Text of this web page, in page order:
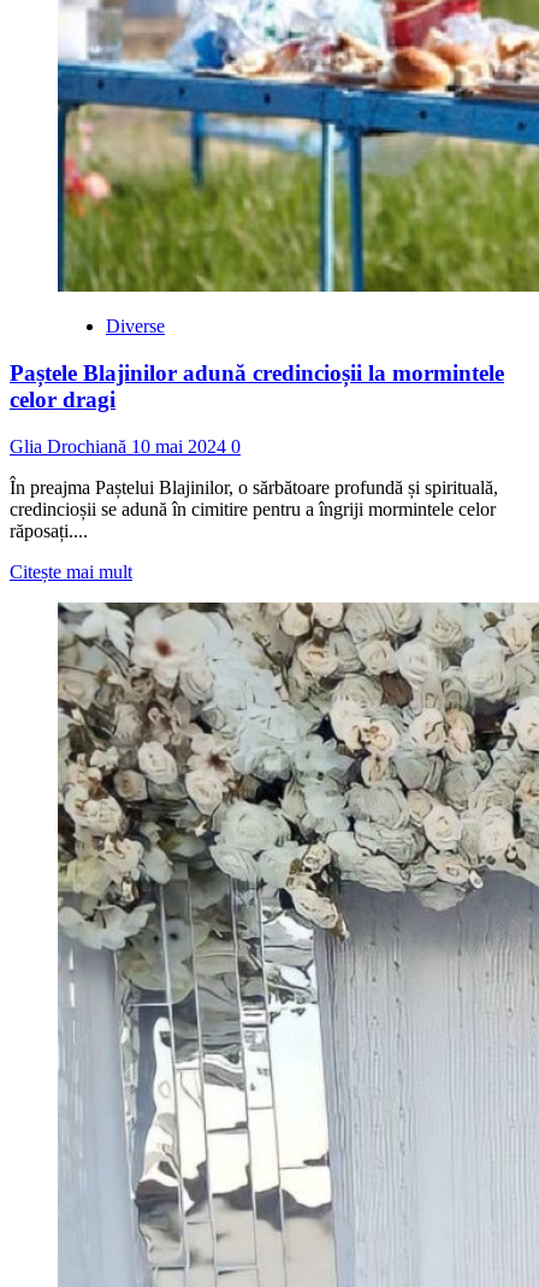
Diverse
Paștele Blajinilor adună credincioșii la mormintele
celor dragi
Glia Drochiană 10 mai 2024 0
În preajma Paștelui Blajinilor, o sărbătoare profundă și spirituală,
credincioșii se adună în cimitire pentru a îngriji mormintele celor
răposați....
Citește mai multRead
about
Paștele
Blajinilor
adună
credincioșii
la
mormintele
celor
dragi